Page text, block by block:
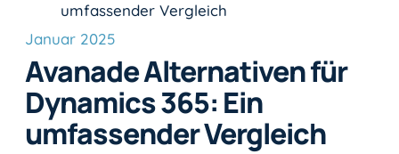
umfassender Vergleich
Januar 2025
Avanade Alternativen für
Dynamics 365: Ein
umfassender Vergleich